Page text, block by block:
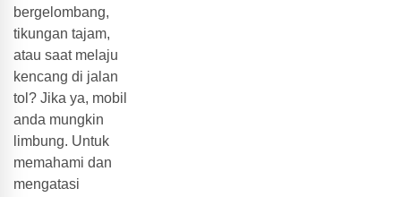
bergelombang,
tikungan tajam,
atau saat melaju
kencang di jalan
tol? Jika ya, mobil
anda mungkin
limbung. Untuk
memahami dan
mengatasi